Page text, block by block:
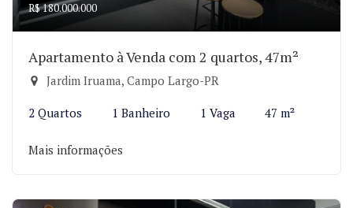
R$ 180.000.000
Apartamento à Venda com 2 quartos, 47m²
Jardim Iruama, Campo Largo-PR
2 Quartos 1 Banheiro 1 Vaga 47 m²
Mais informações